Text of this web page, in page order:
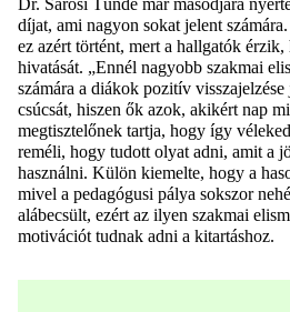
Dr. Sárosi Tünde már másodjára
díjat, ami nagyon sokat jelent
ez azért történt, mert a hallgatók
hivatását. „Ennél nagyobb szakmai
számára a diákok pozitív
csúcsát, hiszen ők azok, akikért nap
megtisztelőnek tartja, hogy így
reméli, hogy tudott olyat adni, amit a
használni. Külön kiemelte, hogy a
mivel a pedagógusi pálya sokszor
alábecsült, ezért az ilyen szakmai
motivációt tudnak adni a kitartáshoz.